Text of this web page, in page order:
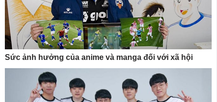
Sức ảnh hưởng của anime và manga đối với xã hội